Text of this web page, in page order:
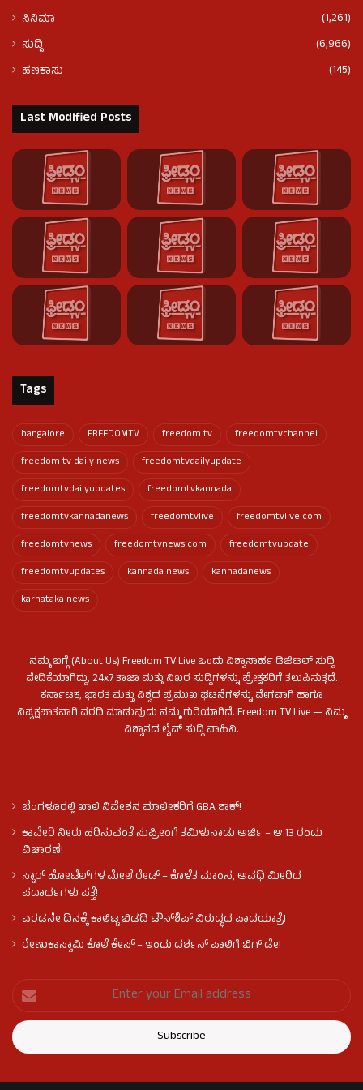
ಸಿನಿಮಾ
(1,261)
ಸುದ್ದಿ
(6,966)
ಹಣಕಾಸು
(145)
Last Modified Posts
Tags
bangalore FREEDOMTV freedom tv
freedomtvchannel
freedom tv daily news
freedomtvdailyupdate
freedomtvdailyupdates
freedomtvkannada
freedomtvkannadanews
freedomtvlive
freedomtvlive.com
freedomtvnews
freedomtvnews.com
freedomtvupdate
freedomtvupdates
kannada news
kannadanews
karnataka news
ನಮ್ಮ ಬಗ್ಗೆ (About Us) Freedom TV Live ಒಂದು ವಿಶ್ವಾಸಾರ್ಹ ಡಿಜಿಟಲ್ ಸುದ್ದಿ
ವೇದಿಕೆಯಾಗಿದ್ದು, 24x7 ತಾಜಾ ಮತ್ತು ನಿಖರ ಸುದ್ದಿಗಳನ್ನು ಪ್ರೇಕ್ಷಕರಿಗೆ ತಲುಪಿಸುತ್ತದೆ.
ಕರ್ನಾಟಕ, ಭಾರತ ಮತ್ತು ವಿಶ್ವದ ಪ್ರಮುಖ ಘಟನೆಗಳನ್ನು ವೇಗವಾಗಿ ಹಾಗೂ
ನಿಷ್ಪಕ್ಷಪಾತವಾಗಿ ವರದಿ ಮಾಡುವುದು ನಮ್ಮ ಗುರಿಯಾಗಿದೆ. Freedom TV Live — ನಿಮ್ಮ
ವಿಶ್ವಾಸದ ಲೈವ್ ಸುದ್ದಿ ವಾಹಿನಿ.
ಬೆಂಗಳೂರಲ್ಲಿ ಖಾಲಿ ನಿವೇಶನ ಮಾಲೀಕರಿಗೆ GBA ಶಾಕ್!
ಕಾವೇರಿ ನೀರು ಹರಿಸುವಂತೆ ಸುಪ್ರೀಂಗೆ ತಮಿಳುನಾಡು ಅರ್ಜಿ – ಆ.13 ರಂದು
ವಿಚಾರಣೆ!
ಸ್ಟಾರ್ ಹೋಟೆಲ್​​​ಗಳ ಮೇಲೆ ರೇಡ್ – ಕೊಳೆತ ಮಾಂಸ, ಅವಧಿ ಮೀರಿದ
ಪದಾರ್ಥಗಳು ಪತ್ತೆ!
ಎರಡನೇ ದಿನಕ್ಕೆ ಕಾಲಿಟ್ಟ ಬಿಡದಿ ಟೌನ್​ಶಿಪ್ ವಿರುದ್ಧದ ಪಾದಯಾತ್ರೆ!
ರೇಣುಕಾಸ್ವಾಮಿ ಕೊಲೆ‌ ಕೇಸ್​ – ಇಂದು ದರ್ಶನ್ ಪಾಲಿಗೆ ಬಿಗ್ ಡೇ!